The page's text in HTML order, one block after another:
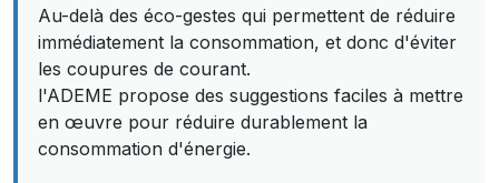
Au-delà des éco-gestes qui permettent de réduire
immédiatement la consommation, et donc d'éviter
les coupures de courant.
l'ADEME propose des suggestions faciles à mettre
en œuvre pour réduire durablement la
consommation d'énergie.